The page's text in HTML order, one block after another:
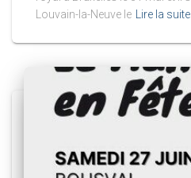
Louvain-la-Neuve le
Lire la suite